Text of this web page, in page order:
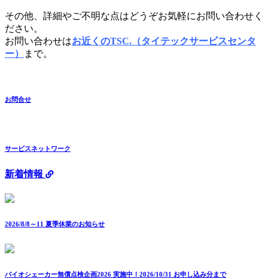
その他、詳細やご不明な点はどうぞお気軽にお問い合わせく
ださい。
お問い合わせはお近くのTSC.（タイテックサービスセンタ
ー）
まで。
お問合せ
サービスネットワーク
新着情報
2026/8/8～11 夏季休業のお知らせ
バイオシェーカー無償点検企画2026 実施中！2026/10/31 お申し込み分まで